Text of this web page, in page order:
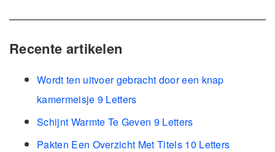
Recente artikelen
Wordt ten uitvoer gebracht door een knap
kamermeisje 9 Letters
Schijnt Warmte Te Geven 9 Letters
Pakten Een Overzicht Met Titels 10 Letters